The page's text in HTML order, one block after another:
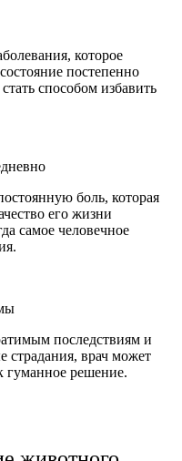
которое
постепенно
способом избавить
боль, которая
его жизни
самое человечное
последствиям и
страдания, врач может
гуманное решение.